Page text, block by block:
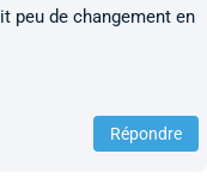
peu de changement en
Répondre